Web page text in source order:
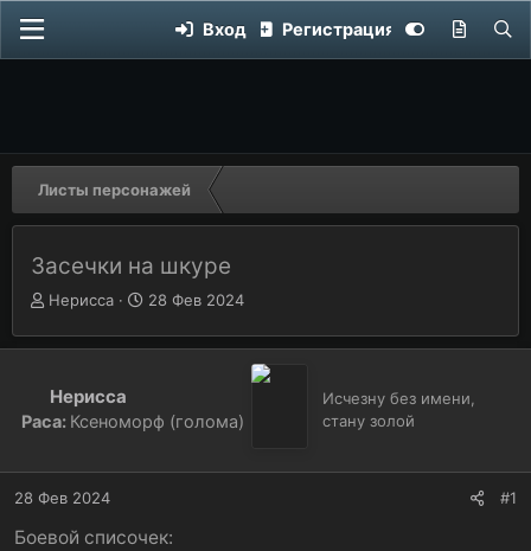
Вход Регистрация
Листы персонажей
Засечки на шкуре
Автор темы
А
р
е
ы
Нерисса Дата начала
Д
ч
л
28 Фев 2024
Нерисса
Раса: Ксеноморф (голома)
Исчезну без имени,
стану золой
28 Фев 2024 #1
Боевой списочек: